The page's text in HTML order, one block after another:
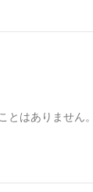
とはありません。